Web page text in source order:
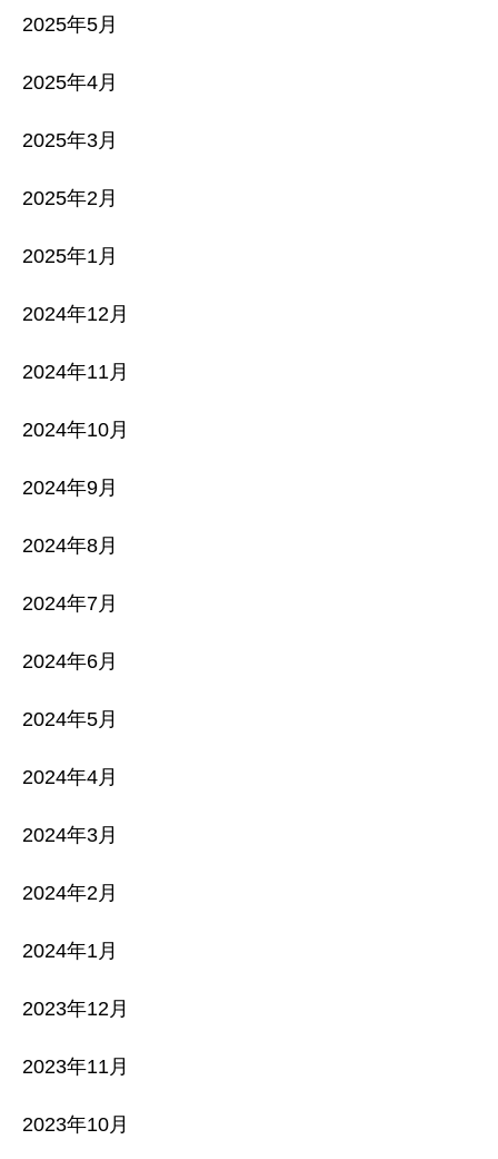
2025年5月
2025年4月
2025年3月
2025年2月
2025年1月
2024年12月
2024年11月
2024年10月
2024年9月
2024年8月
2024年7月
2024年6月
2024年5月
2024年4月
2024年3月
2024年2月
2024年1月
2023年12月
2023年11月
2023年10月